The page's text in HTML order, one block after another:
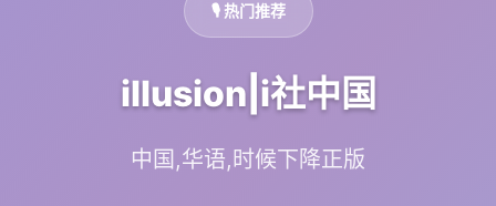
🎙️ 热门推荐
illusion|i社中国
中国,华语,时候下降正版